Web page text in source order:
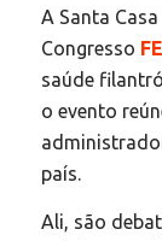
A Santa
Congresso
saúde
o evento
país.
Ali, são